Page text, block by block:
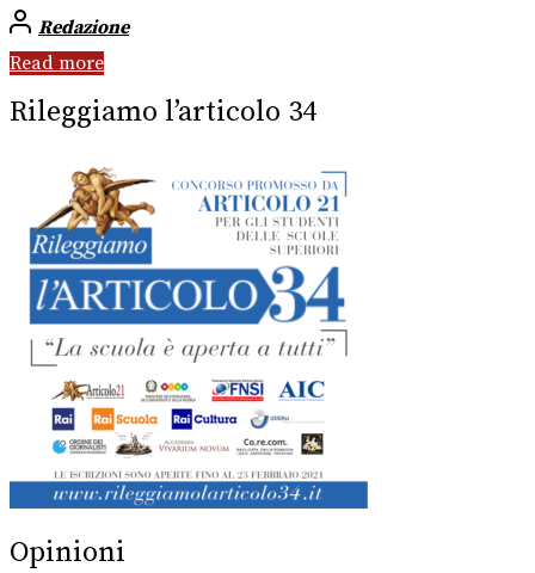
Redazione
Read more
Rileggiamo l’articolo 34
Opinioni